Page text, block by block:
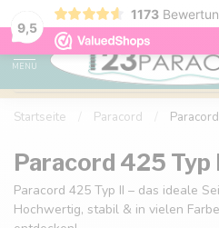
9,5
1173
Kostenlose Lieferung nach Hause
MENU
Startseite Paracord
Paracord 425 Typ
Paracord 425 Typ II – das ideale
Hochwertig, stabil & in vielen